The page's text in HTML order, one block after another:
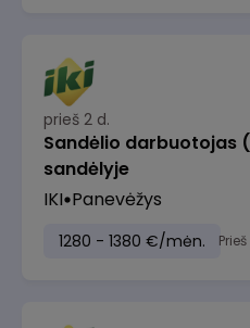
prieš 2 d.
Sandėlio darbuotojas
sandėlyje
IKI Panevėžys
1280 - 1380 €/mėn.